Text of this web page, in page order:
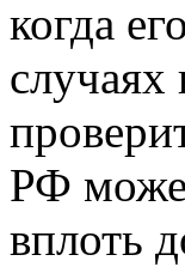
когда
случаях
РФ
вплоть